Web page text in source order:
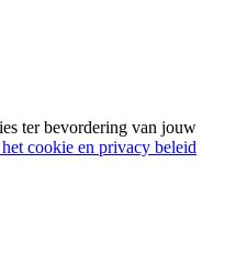
ter bevordering van jouw
cookie en privacy beleid